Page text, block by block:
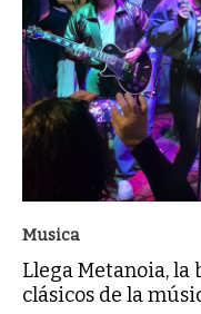
Musica
Llega Metanoia, la
clásicos de la